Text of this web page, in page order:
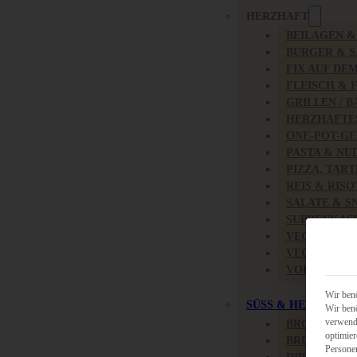
HERZHAFT
SALATE &
SÜSS & HERZHAFT
BRUNCH &
Wir
Wir